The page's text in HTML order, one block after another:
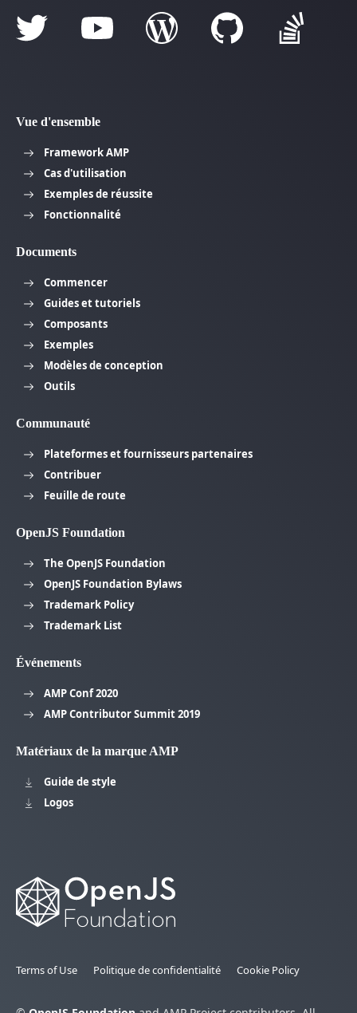
Vue d'ensemble
Framework AMP
Cas d'utilisation
Exemples de réussite
Fonctionnalité
Documents
Commencer
Guides et tutoriels
Composants
Exemples
Modèles de conception
Outils
Communauté
Plateformes et fournisseurs partenaires
Contribuer
Feuille de route
OpenJS Foundation
The OpenJS Foundation
OpenJS Foundation Bylaws
Trademark Policy
Trademark List
Événements
AMP Conf 2020
AMP Contributor Summit 2019
Matériaux de la marque AMP
Guide de style
Logos
Terms of Use Politique de confidentialité Cookie Policy